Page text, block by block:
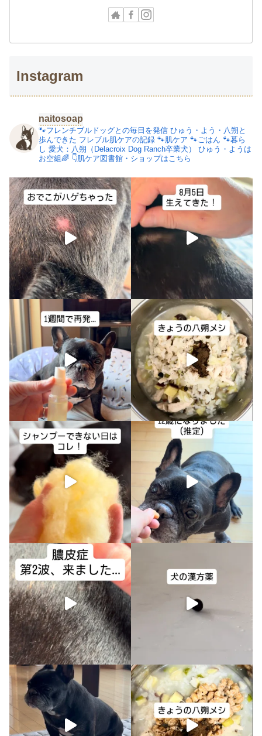
Instagram
naitosoap
🐾フレンチブルドッグとの毎日を発信 ひゅう・よう・八朔と
歩んできた フレブル肌ケアの記録 🐾肌ケア 🐾ごはん 🐾暮ら
し 愛犬：八朔（Delacroix Dog Ranch卒業犬）
ひゅう・ようは
お空組🌈 👇肌ケア図書館・ショップはこちら